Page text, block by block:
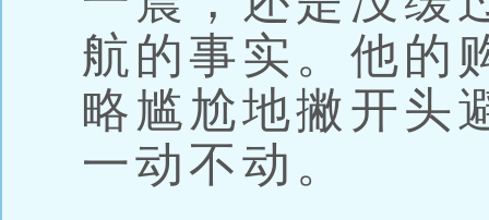
航的事实。他的
略尴尬地撇开头
一动不动。